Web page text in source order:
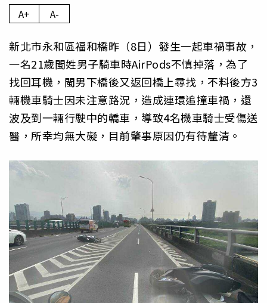
A+ A-
新北市永和區福和橋昨（8日）發生一起車禍事故，
一名21歲閩姓男子騎車時AirPods不慎掉落，為了
找回耳機，閩男下橋後又返回橋上尋找，不料後方3
輛機車騎士因未注意路況，造成連環追撞車禍，還
波及到一輛行駛中的轎車，導致4名機車騎士受傷送
醫，所幸均無大礙，目前肇事原因仍有待釐清。